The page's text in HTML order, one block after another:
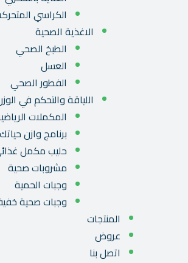
الكراسي
الاغذية الصحية
الطبخ الصحي
العسل
الفطور الصحي
اللياقة والتحكم في
المكملات
برنامج وازن حياتك
حليب مكمل
مشروبات صحية
وجبات الحمية
وجبات صحية
المنتجات
عروض
اتصل بنا